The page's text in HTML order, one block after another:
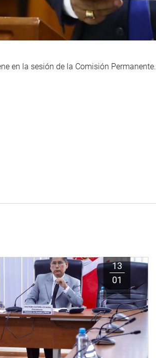
en la sesión de la Comisión Permanente.
13
01